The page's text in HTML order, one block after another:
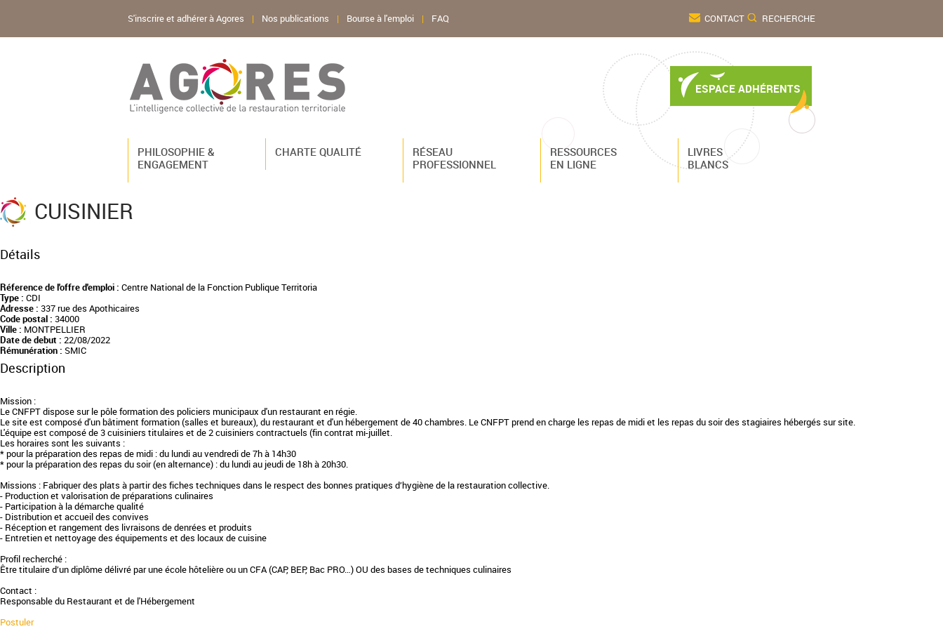
S'inscrire et adhérer à Agores | Nos publications | Bourse à l'emploi | FAQ CONTACT RECHERCHE
ESPACE ADHÉRENTS
PHILOSOPHIE &
ENGAGEMENT
CHARTE QUALITÉ
RÉSEAU
PROFESSIONNEL
RESSOURCES
EN LIGNE
LIVRES
BLANCS
CUISINIER
Détails
Réference de l'offre d'emploi : Centre National de la Fonction Publique Territoria
Type : CDI
Adresse : 337 rue des Apothicaires
Code postal : 34000
Ville : MONTPELLIER
Date de debut : 22/08/2022
Rémunération : SMIC
Description
Mission :
Le CNFPT dispose sur le pôle formation des policiers municipaux d'un restaurant en régie.
Le site est composé d'un bâtiment formation (salles et bureaux), du restaurant et d'un hébergement de 40 chambres. Le CNFPT prend en charge les repas de midi et les repas du soir des stagiaires hébergés sur site.
L'équipe est composé de 3 cuisiniers titulaires et de 2 cuisiniers contractuels (fin contrat mi-juillet.
Les horaires sont les suivants :
* pour la préparation des repas de midi : du lundi au vendredi de 7h à 14h30
* pour la préparation des repas du soir (en alternance) : du lundi au jeudi de 18h à 20h30.
Missions : Fabriquer des plats à partir des fiches techniques dans le respect des bonnes pratiques d’hygiène de la restauration collective.
- Production et valorisation de préparations culinaires
- Participation à la démarche qualité
- Distribution et accueil des convives
- Réception et rangement des livraisons de denrées et produits
- Entretien et nettoyage des équipements et des locaux de cuisine
Profil recherché :
Être titulaire d’un diplôme délivré par une école hôtelière ou un CFA (CAP, BEP, Bac PRO…) OU des bases de techniques culinaires
Contact :
Responsable du Restaurant et de l'Hébergement
Postuler